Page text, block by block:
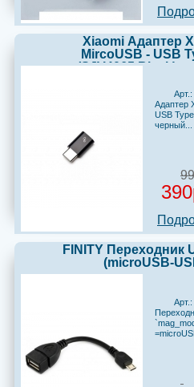
Xiaomi Адаптер
MircoUSB - USB
(SJV4065 Black),
Арт.:
Адаптер
USB
черный...
FINITY Переходник
(microUSB-
Арт.: